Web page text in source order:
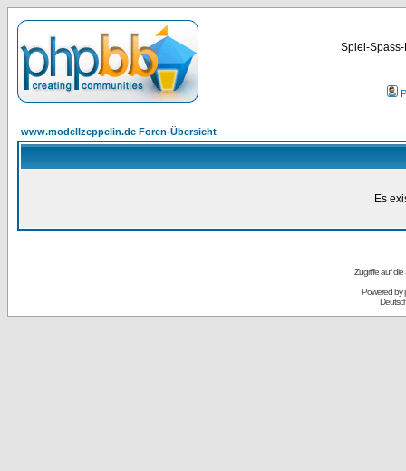
Spiel-
www.modellzeppelin.de Foren-Übersicht
Es
Zugriffe auf
Powered by